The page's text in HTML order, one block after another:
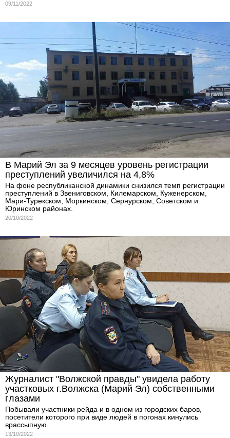
09/11/2022
В Марий Эл за 9 месяцев уровень регистрации
преступлений увеличился на 4,8%
На фоне республиканской динамики снизился темп регистрации
преступлений в Звениговском, Килемарском, Куженерском,
Мари-Турекском, Моркинском, Сернурском, Советском и
Юринском районах.
20/10/2022
Журналист "Волжской правды" увидела работу
участковых г.Волжска (Марий Эл) собственными
глазами
Побывали участники рейда и в одном из городских баров,
посетители которого при виде людей в погонах кинулись
врассыпную.
13/10/2022